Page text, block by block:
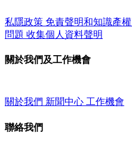
私隱政策 免責聲明和知識產權
問題 收集個人資料聲明
關於我們及工作機會
關於我們 新聞中心 工作機會
聯絡我們